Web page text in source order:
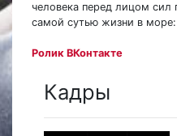
человека перед лицом сил
самой сутью жизни в
Ролик ВКонтакте
Кадры